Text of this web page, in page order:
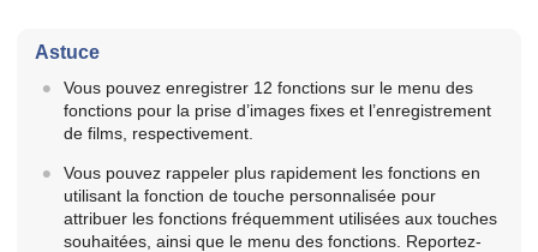
Astuce
Vous pouvez enregistrer 12 fonctions sur le menu des
fonctions pour la prise d’images fixes et l’enregistrement
de films, respectivement.
Vous pouvez rappeler plus rapidement les fonctions en
utilisant la fonction de touche personnalisée pour
attribuer les fonctions fréquemment utilisées aux touches
souhaitées, ainsi que le menu des fonctions. Reportez-